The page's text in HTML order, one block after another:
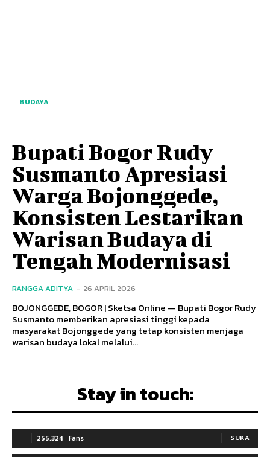
BUDAYA
Bupati Bogor Rudy
Susmanto Apresiasi
Warga Bojonggede,
Konsisten Lestarikan
Warisan Budaya di
Tengah Modernisasi
RANGGA ADITYA - 26 APRIL 2026
BOJONGGEDE, BOGOR | Sketsa Online — Bupati Bogor Rudy
Susmanto memberikan apresiasi tinggi kepada
masyarakat Bojonggede yang tetap konsisten menjaga
warisan budaya lokal melalui...
Stay in touch:
255,324 Fans SUKA